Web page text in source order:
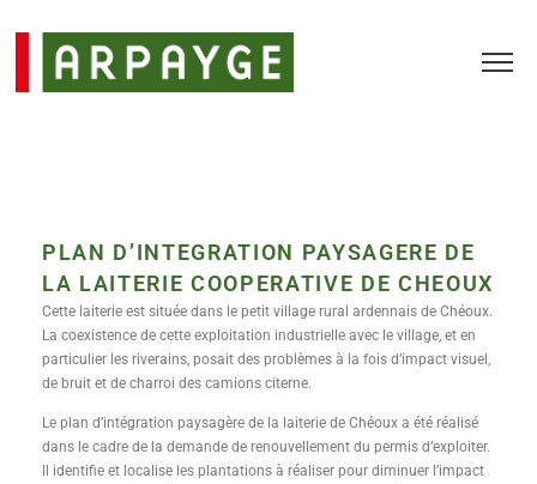
PLAN D’INTEGRATION PAYSAGERE DE
LA LAITERIE COOPERATIVE DE CHEOUX
Cette laiterie est située dans le petit village rural ardennais de Chéoux.
La coexistence de cette exploitation industrielle avec le village, et en
particulier les riverains, posait des problèmes à la fois d’impact visuel,
de bruit et de charroi des camions citerne.
Le plan d’intégration paysagère de la laiterie de Chéoux a été réalisé
dans le cadre de la demande de renouvellement du permis d’exploiter.
Il identifie et localise les plantations à réaliser pour diminuer l’impact